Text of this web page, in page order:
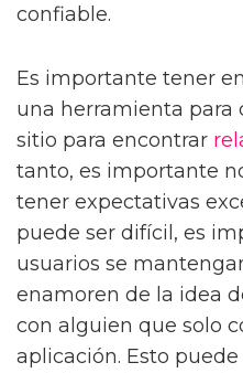
confiable.
Es importante tener
una herramienta para
sitio para encontrar
tanto, es importante
tener expectativas
puede ser difícil, es
usuarios se
enamoren de la idea
con alguien que solo
aplicación. Esto